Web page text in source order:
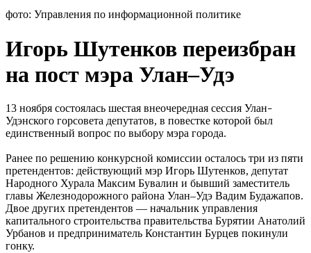
фото: Управления по информационной политике
Игорь Шутенков переизбран
на пост мэра Улан–Удэ
13 ноября состоялась шестая внеочередная сессия Улан–
Удэнского горсовета депутатов, в повестке которой был
единственный вопрос по выбору мэра города.
Ранее по решению конкурсной комиссии осталось три из пяти
претендентов: действующий мэр Игорь Шутенков, депутат
Народного Хурала Максим Бувалин и бывший заместитель
главы Железнодорожного района Улан–Удэ Вадим Будажапов.
Двое других претендентов — начальник управления
капитального строительства правительства Бурятии Анатолий
Урбанов и предприниматель Константин Бурцев покинули
гонку.